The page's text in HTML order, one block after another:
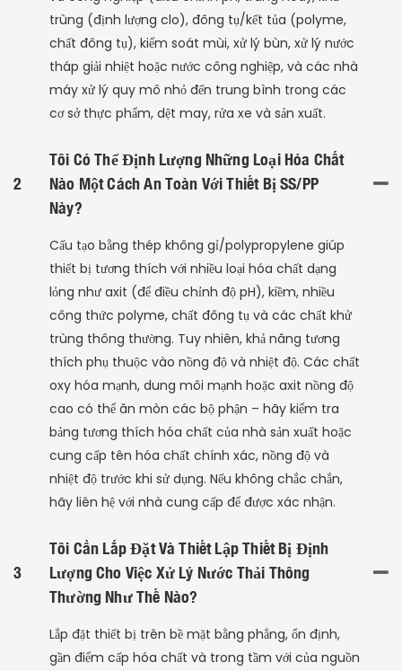
trùng (định lượng clo), đông tụ/kết tủa (polyme,
chất đông tụ), kiểm soát mùi, xử lý bùn, xử lý nước
tháp giải nhiệt hoặc nước công nghiệp, và các nhà
máy xử lý quy mô nhỏ đến trung bình trong các
cơ sở thực phẩm, dệt may, rửa xe và sản xuất.
2
Tôi Có Thể Định Lượng Những Loại Hóa Chất
Nào Một Cách An Toàn Với Thiết Bị SS/PP
Này?
Cấu tạo bằng thép không gỉ/polypropylene giúp
thiết bị tương thích với nhiều loại hóa chất dạng
lỏng như axit (để điều chỉnh độ pH), kiềm, nhiều
công thức polyme, chất đông tụ và các chất khử
trùng thông thường. Tuy nhiên, khả năng tương
thích phụ thuộc vào nồng độ và nhiệt độ. Các chất
oxy hóa mạnh, dung môi mạnh hoặc axit nồng độ
cao có thể ăn mòn các bộ phận – hãy kiểm tra
bảng tương thích hóa chất của nhà sản xuất hoặc
cung cấp tên hóa chất chính xác, nồng độ và
nhiệt độ trước khi sử dụng. Nếu không chắc chắn,
hãy liên hệ với nhà cung cấp để được xác nhận.
3
Tôi Cần Lắp Đặt Và Thiết Lập Thiết Bị Định
Lượng Cho Việc Xử Lý Nước Thải Thông
Thường Như Thế Nào?
Lắp đặt thiết bị trên bề mặt bằng phẳng, ổn định,
gần điểm cấp hóa chất và trong tầm với của nguồn